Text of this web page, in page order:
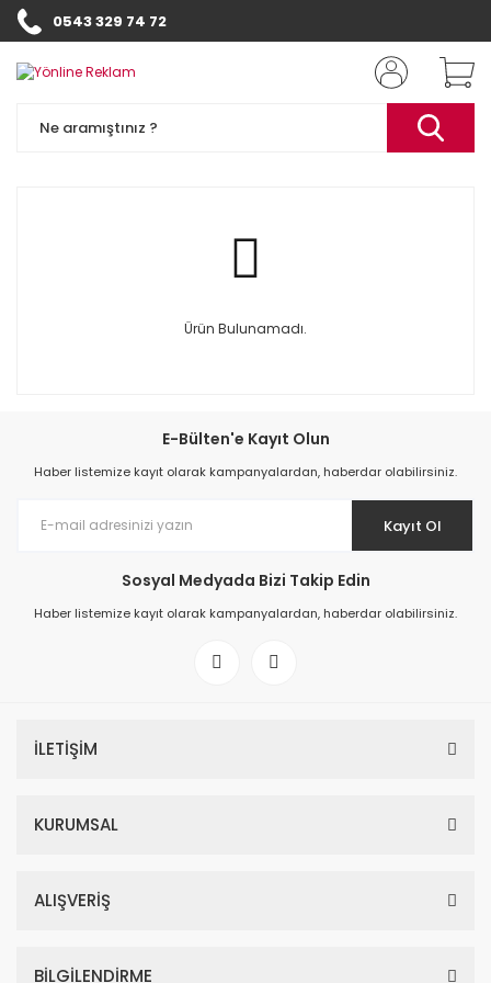
0543 329 74 72
Ürün Bulunamadı.
E-Bülten'e Kayıt Olun
Haber listemize kayıt olarak kampanyalardan, haberdar olabilirsiniz.
Kayıt Ol
Sosyal Medyada Bizi Takip Edin
Haber listemize kayıt olarak kampanyalardan, haberdar olabilirsiniz.
İLETİŞİM
KURUMSAL
ALIŞVERİŞ
BİLGİLENDİRME